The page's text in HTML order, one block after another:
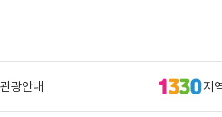
관광안내 지